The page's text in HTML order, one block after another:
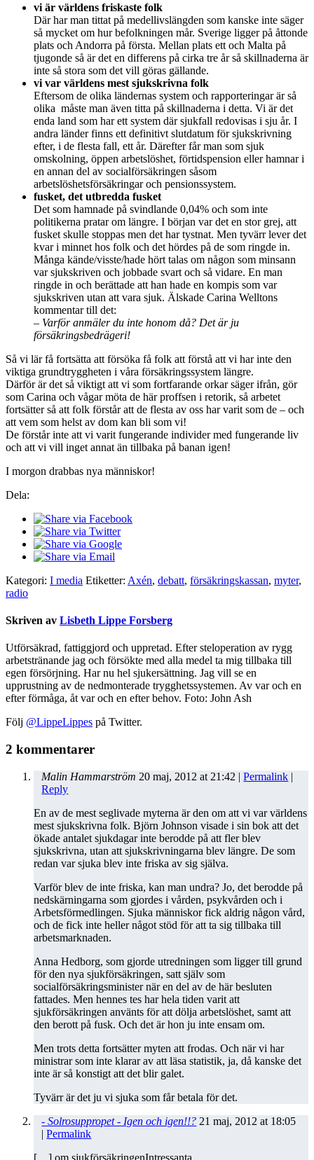
vi är världens friskaste folk
Där har man tittat på medellivslängden som kanske inte säger
så mycket om hur befolkningen mår. Sverige ligger på åttonde
plats och Andorra på första. Mellan plats ett och Malta på
tjugonde så är det en differens på cirka tre år så skillnaderna är
inte så stora som det vill göras gällande.
vi var världens mest sjukskrivna folk
Eftersom de olika ländernas system och rapporteringar är så
olika måste man även titta på skillnaderna i detta. Vi är det
enda land som har ett system där sjukfall redovisas i sju år. I
andra länder finns ett definitivt slutdatum för sjukskrivning
efter, i de flesta fall, ett år. Därefter får man som sjuk
omskolning, öppen arbetslöshet, förtidspension eller hamnar i
en annan del av socialförsäkringen såsom
arbetslöshetsförsäkringar och pensionssystem.
fusket, det utbredda fusket
Det som hamnade på svindlande 0,04% och som inte
politikerna pratar om längre. I början var det en stor grej, att
fusket skulle stoppas men det har tystnat. Men tyvärr lever det
kvar i minnet hos folk och det hördes på de som ringde in.
Många kände/visste/hade hört talas om någon som minsann
var sjukskriven och jobbade svart och så vidare. En man
ringde in och berättade att han hade en kompis som var
sjukskriven utan att vara sjuk. Älskade Carina Welltons
kommentar till det:
– Varför anmäler du inte honom då? Det är ju
försäkringsbedrägeri!
Så vi lär få fortsätta att försöka få folk att förstå att vi har inte den
viktiga grundtryggheten i våra försäkringssystem längre.
Därför är det så viktigt att vi som fortfarande orkar säger ifrån, gör
som Carina och vågar möta de här proffsen i retorik, så arbetet
fortsätter så att folk förstår att de flesta av oss har varit som de – och
att vem som helst av dom kan bli som vi!
De förstår inte att vi varit fungerande individer med fungerande liv
och att vi vill inget annat än tillbaka på banan igen!
I morgon drabbas nya människor!
Dela:
Kategori: I media Etiketter: Axén, debatt, försäkringskassan, myter,
radio
Skriven av Lisbeth Lippe Forsberg
Utförsäkrad, fattiggjord och uppretad. Efter steloperation av rygg
arbetstränande jag och försökte med alla medel ta mig tillbaka till
egen försörjning. Har nu hel sjukersättning. Jag vill se en
upprustning av de nedmonterade trygghetssystemen. Av var och en
efter förmåga, åt var och en efter behov. Foto: John Ash
Följ @LippeLippes på Twitter.
2 kommentarer
Malin Hammarström 20 maj, 2012 at 21:42 |Permalink |
Reply
En av de mest seglivade myterna är den om att vi var världens
mest sjukskrivna folk. Björn Johnson visade i sin bok att det
ökade antalet sjukdagar inte berodde på att fler blev
sjukskrivna, utan att sjukskrivningarna blev längre. De som
redan var sjuka blev inte friska av sig själva.
Varför blev de inte friska, kan man undra? Jo, det berodde på
nedskärningarna som gjordes i vården, psykvården och i
Arbetsförmedlingen. Sjuka människor fick aldrig någon vård,
och de fick inte heller något stöd för att ta sig tillbaka till
arbetsmarknaden.
Anna Hedborg, som gjorde utredningen som ligger till grund
för den nya sjukförsäkringen, satt själv som
socialförsäkringsminister när en del av de här besluten
fattades. Men hennes tes har hela tiden varit att
sjukförsäkringen använts för att dölja arbetslöshet, samt att
den berott på fusk. Och det är hon ju inte ensam om.
Men trots detta fortsätter myten att frodas. Och när vi har
ministrar som inte klarar av att läsa statistik, ja, då kanske det
inte är så konstigt att det blir galet.
Tyvärr är det ju vi sjuka som får betala för det.
- Solrosuppropet - Igen och igen!!? 21 maj, 2012 at 18:05
|Permalink
[…] om sjukförsäkringenIntressanta